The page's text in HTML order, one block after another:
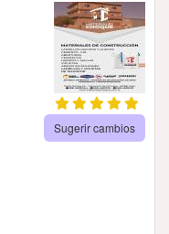
Sugerir cambios